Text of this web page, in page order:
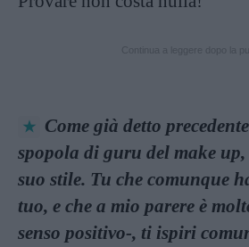
Come già detto
spopola di guru del make
suo stile. Tu che comunque
tuo, e che a mio parere è
senso positivo-, ti ispiri